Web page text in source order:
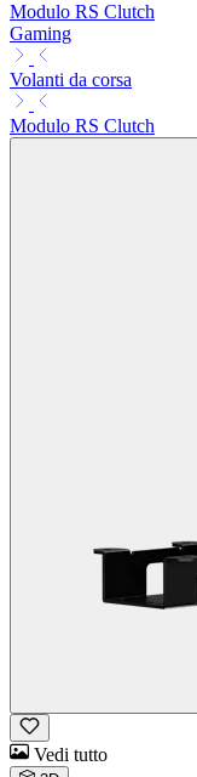
Modulo RS Clutch
Gaming
Volanti da corsa
Modulo RS Clutch
Vedi tutto